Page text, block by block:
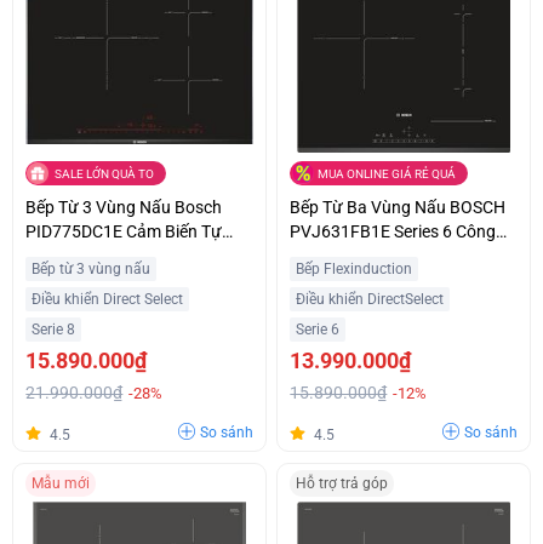
SALE LỚN QUÀ TO
Bếp Từ 3 Vùng Nấu Bosch
PID775DC1E Cảm Biến Tự
Động Hiện Đại Ưu Đãi Tốt
Bếp từ 3 vùng nấu
Điều khiển Direct Select
Serie 8
15.890.000₫
21.990.000₫ -28%
4.5 So sánh
MUA ONLINE GIÁ RẺ QUÁ
Bếp Từ Ba Vùng Nấu BOSCH
PVJ631FB1E Series 6 Công
Suất 7400W Nhập Khẩu Châu
Âu
Bếp Flexinduction
Điều khiển DirectSelect
Serie 6
13.990.000₫
15.890.000₫ -12%
4.5 So sánh
Mẫu mới Hỗ trợ trả góp